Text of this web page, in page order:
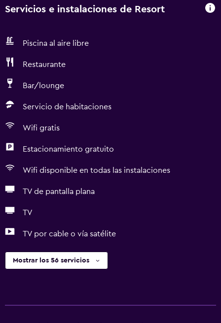
Servicios e instalaciones de Resort
Piscina al aire libre
Restaurante
Bar/lounge
Servicio de habitaciones
Wifi gratis
Estacionamiento gratuito
Wifi disponible en todas las instalaciones
TV de pantalla plana
TV
TV por cable o vía satélite
Mostrar los 56 servicios